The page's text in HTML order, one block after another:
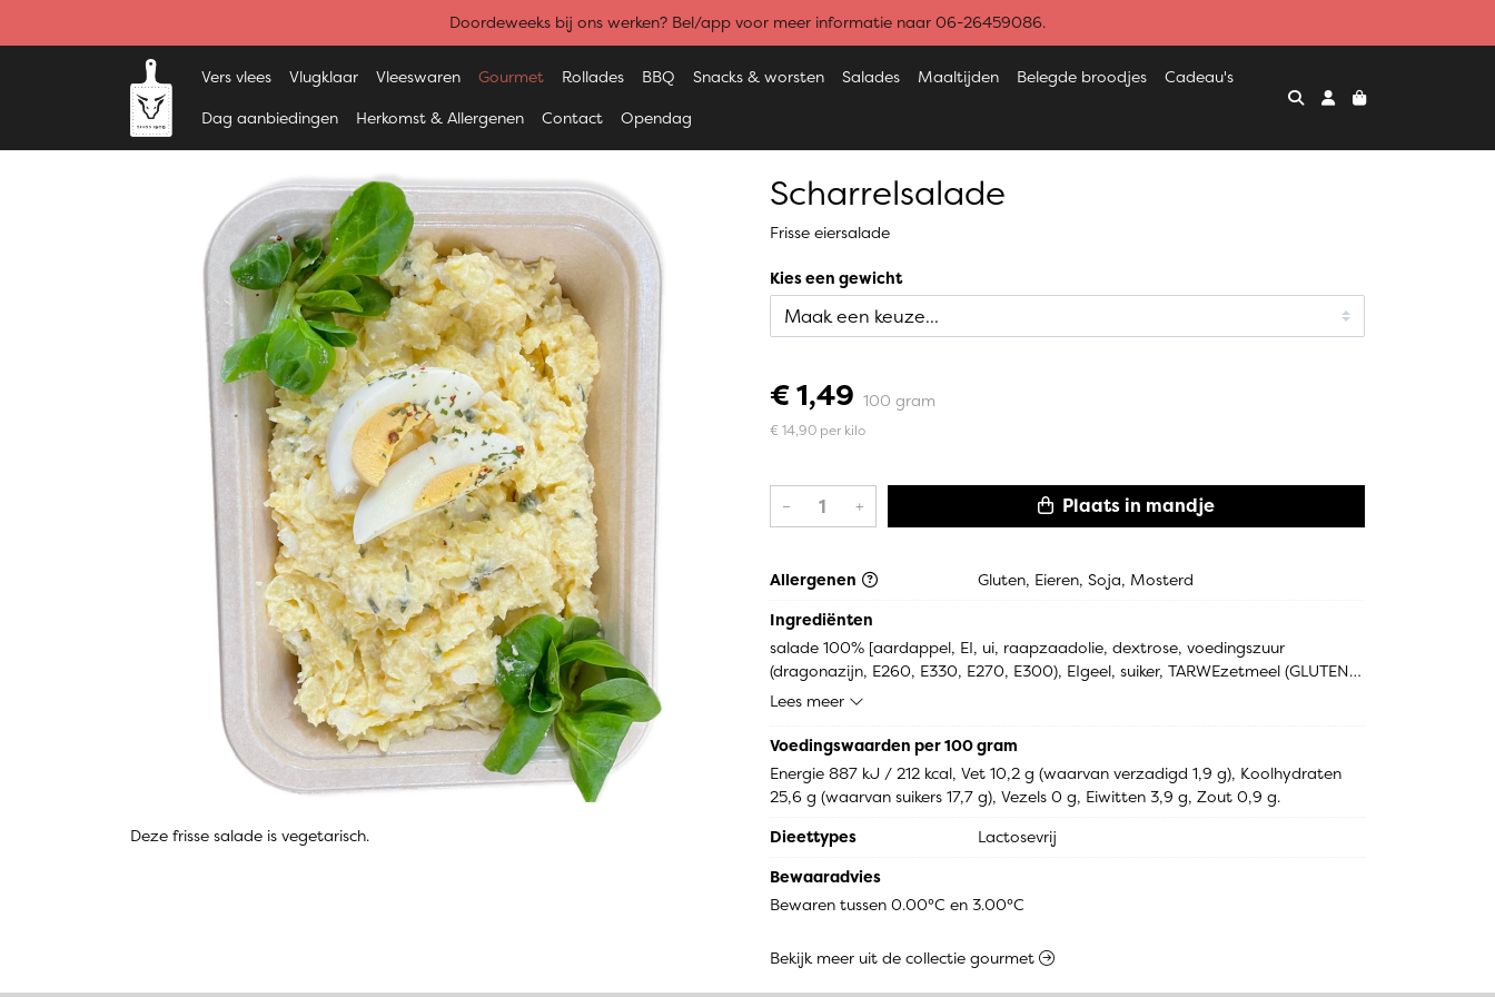
Doordeweeks bij ons werken? Bel/app voor meer informatie naar 06-26459086.
Vers vlees Vlugklaar Vleeswaren Gourmet Rollades BBQ Snacks & worsten Salades Maaltijden Belegde broodjes Cadeau's
Dag aanbiedingen Herkomst & Allergenen Contact Opendag
Deze frisse salade is vegetarisch.
Scharrelsalade
Frisse eiersalade
Kies een gewicht
€ 1,49 100 gram
€ 14,90 per kilo
– + Plaats in mandje
Allergenen
Gluten, Eieren, Soja, Mosterd
Ingrediënten
salade 100% [aardappel, EI, ui, raapzaadolie, dextrose, voedingszuur
(dragonazijn, E260, E330, E270, E300), EIgeel, suiker, TARWEzetmeel (GLUTEN),
zout, gemodificeerd maiszetmeel, erwtvezel, maiszetmeel, conserveermiddel:
MOSTERDzaad, aardappelzetmeel, aroma (SOJA), fructosestroop,
glucosestroop, kruiden, specerij, zuurteregelaar: E331, zoetstof: E950, E954]
Lees meer
Voedingswaarden per 100 gram
Energie 887 kJ / 212 kcal, Vet 10,2 g (waarvan verzadigd 1,9 g), Koolhydraten
25,6 g (waarvan suikers 17,7 g), Vezels 0 g, Eiwitten 3,9 g, Zout 0,9 g.
Dieettypes
Lactosevrij
Bewaaradvies
Bewaren tussen 0.00°C en 3.00°C
Bekijk meer uit de collectie gourmet